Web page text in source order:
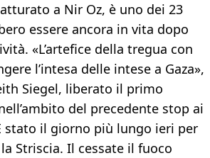
a Nir Oz, è uno dei 23
essere ancora in vita dopo
«L’artefice della tregua con
l’intesa delle intese a Gaza»,
Siegel, liberato il primo
del precedente stop ai
stato il giorno più lungo ieri per
Striscia. Il cessate il fuoco